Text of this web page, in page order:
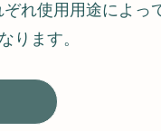
れ使用用途によっ
ります。